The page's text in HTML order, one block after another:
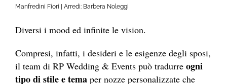
Manfredini Fiori | Arredi: Barbera Noleggi
Diversi i mood ed infinite le vision.
Compresi, infatti, i desideri e le esigenze degli sposi,
il team di RP Wedding & Events può tradurre ogni
tipo di stile e tema per nozze personalizzate che